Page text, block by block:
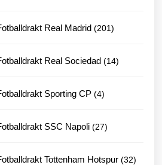
Real Madrid 201201
Real Sociedad 1414
Sporting CP 44
SSC Napoli 2727
Tottenham Hotspur 3232